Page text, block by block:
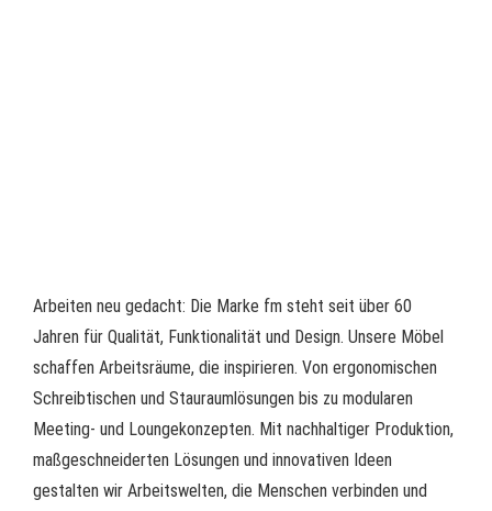
Arbeiten neu gedacht: Die Marke fm steht seit über 60
Jahren für Qualität, Funktionalität und Design. Unsere Möbel
schaffen Arbeitsräume, die inspirieren. Von ergonomischen
Schreibtischen und Stauraumlösungen bis zu modularen
Meeting- und Loungekonzepten. Mit nachhaltiger Produktion,
maßgeschneiderten Lösungen und innovativen Ideen
gestalten wir Arbeitswelten, die Menschen verbinden und